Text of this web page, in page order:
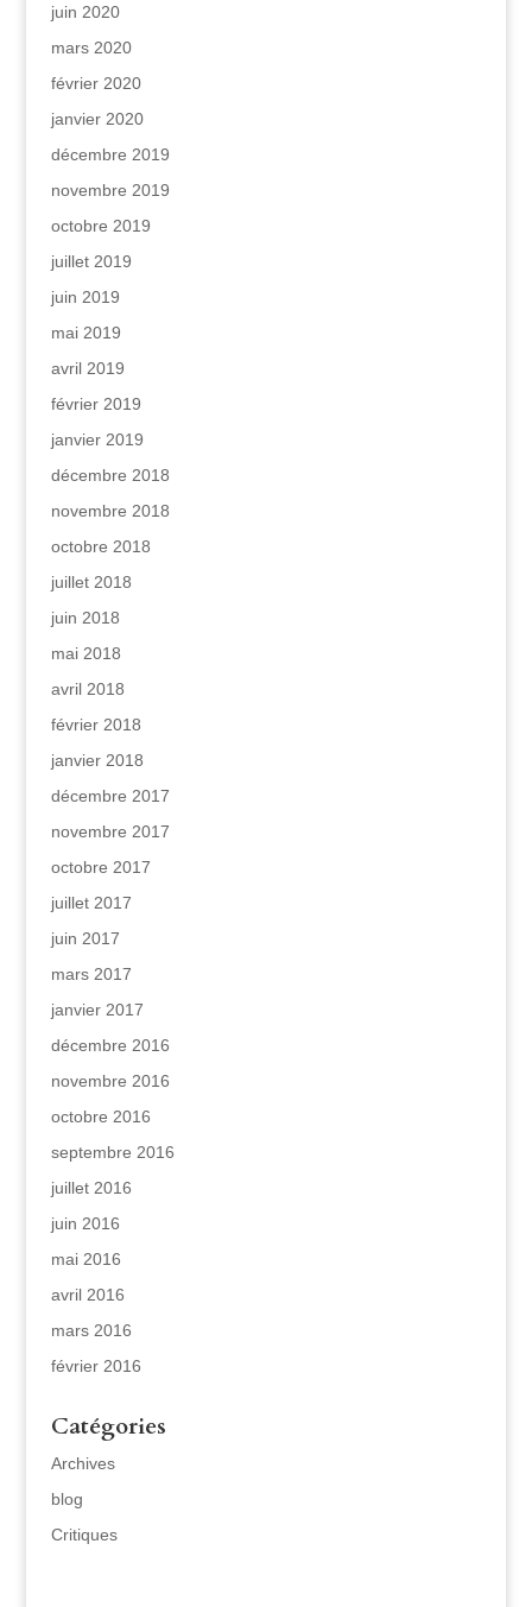
juin 2020
mars 2020
février 2020
janvier 2020
décembre 2019
novembre 2019
octobre 2019
juillet 2019
juin 2019
mai 2019
avril 2019
février 2019
janvier 2019
décembre 2018
novembre 2018
octobre 2018
juillet 2018
juin 2018
mai 2018
avril 2018
février 2018
janvier 2018
décembre 2017
novembre 2017
octobre 2017
juillet 2017
juin 2017
mars 2017
janvier 2017
décembre 2016
novembre 2016
octobre 2016
septembre 2016
juillet 2016
juin 2016
mai 2016
avril 2016
mars 2016
février 2016
Catégories
Archives
blog
Critiques